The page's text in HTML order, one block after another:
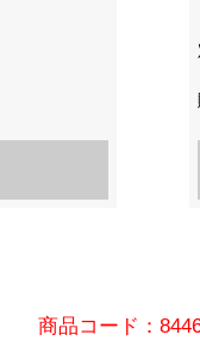
商品コード：